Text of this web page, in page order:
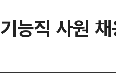
기능직 사원